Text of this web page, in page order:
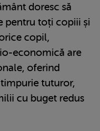
doresc să
pentru toți copiii și
copil,
economică are
oferind
tuturor,
cu buget redus